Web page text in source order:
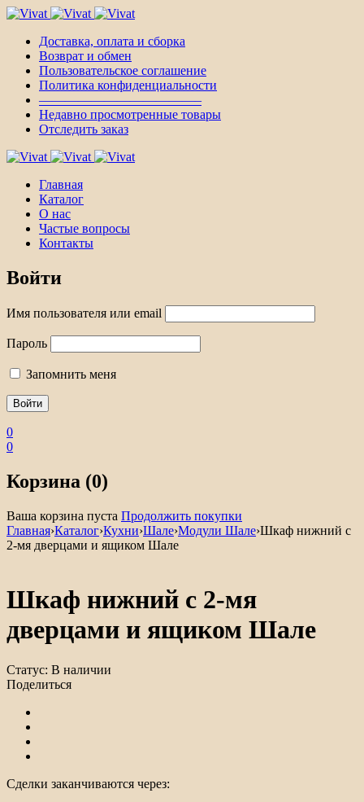
Доставка, оплата и сборка
Возврат и обмен
Пользовательское соглашение
Политика конфиденциальности
————————————–
Недавно просмотренные товары
Отследить заказ
Главная
Каталог
О нас
Частые вопросы
Контакты
Войти
Имя пользователя или email
Пароль
Запомнить меня
0
0
Корзина (0)
Ваша корзина пуста Продолжить покупки
Главная›Каталог›Кухни›Шале›Модули Шале›Шкаф нижний с
2-мя дверцами и ящиком Шале
Шкаф нижний с 2-мя
дверцами и ящиком Шале
Статус: В наличии
Поделиться
Сделки заканчиваются через: